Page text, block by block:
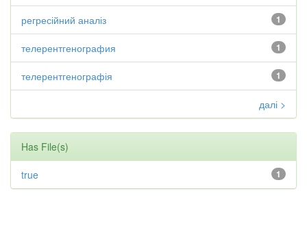
1
регресійний аналіз
1
телерентгенография
1
телерентгенографія
далі >
Has File(s)
1
true